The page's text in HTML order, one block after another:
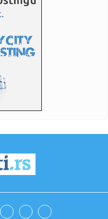
javnost
u zvaničnoj poseti Srbiji
leta!
smanjiti troškove slanja novca u
Ljajić otkrio šta se zaista